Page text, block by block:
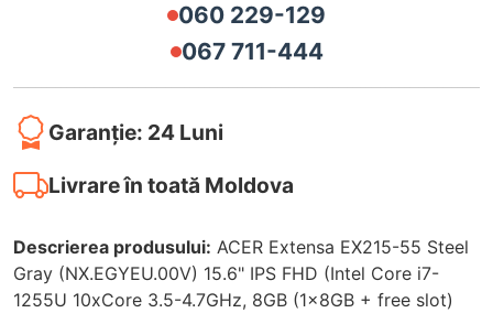
060 229-129
067 711-444
Garanție: 24 Luni
Livrare în toată Moldova
Descrierea produsului: ACER Extensa EX215-55 Steel
Gray (NX.EGYEU.00V) 15.6" IPS FHD (Intel Core i7-
1255U 10xCore 3.5-4.7GHz, 8GB (1x8GB + free slot)